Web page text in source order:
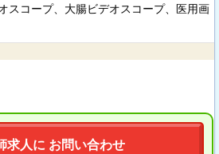
スコープ、大腸ビデオスコープ、医用画
求人に お問い合わせ